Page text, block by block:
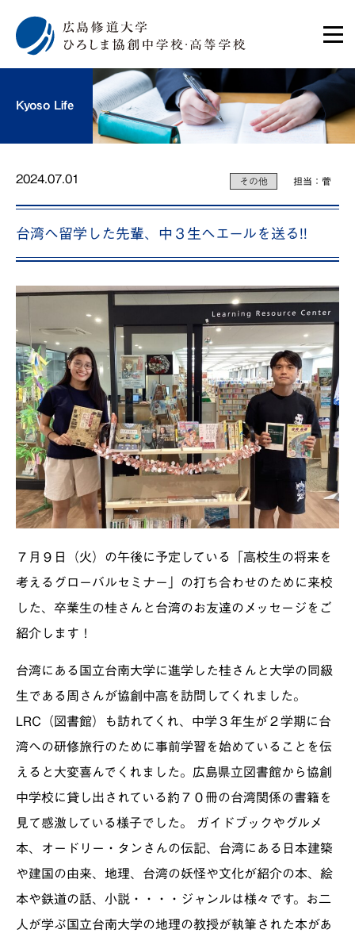
Kyoso Life
2024.07.01 その他 担当：菅
台湾へ留学した先輩、中３生へエールを送る!!
７月９日（火）の午後に予定している「高校生の将来を
考えるグローバルセミナー」の打ち合わせのために来校
した、卒業生の桂さんと台湾のお友達のメッセージをご
紹介します！
台湾にある国立台南大学に進学した桂さんと大学の同級
生である周さんが協創中高を訪問してくれました。
LRC（図書館）も訪れてくれ、中学３年生が２学期に台
湾への研修旅行のために事前学習を始めていることを伝
えると大変喜んでくれました。広島県立図書館から協創
中学校に貸し出されている約７０冊の台湾関係の書籍を
見て感激している様子でした。 ガイドブックやグルメ
本、オードリー・タンさんの伝記、台湾にある日本建築
や建国の由来、地理、台湾の妖怪や文化が紹介の本、絵
本や鉄道の話、小説・・・・ジャンルは様々です。お二
人が学ぶ国立台南大学の地理の教授が執筆された本があ